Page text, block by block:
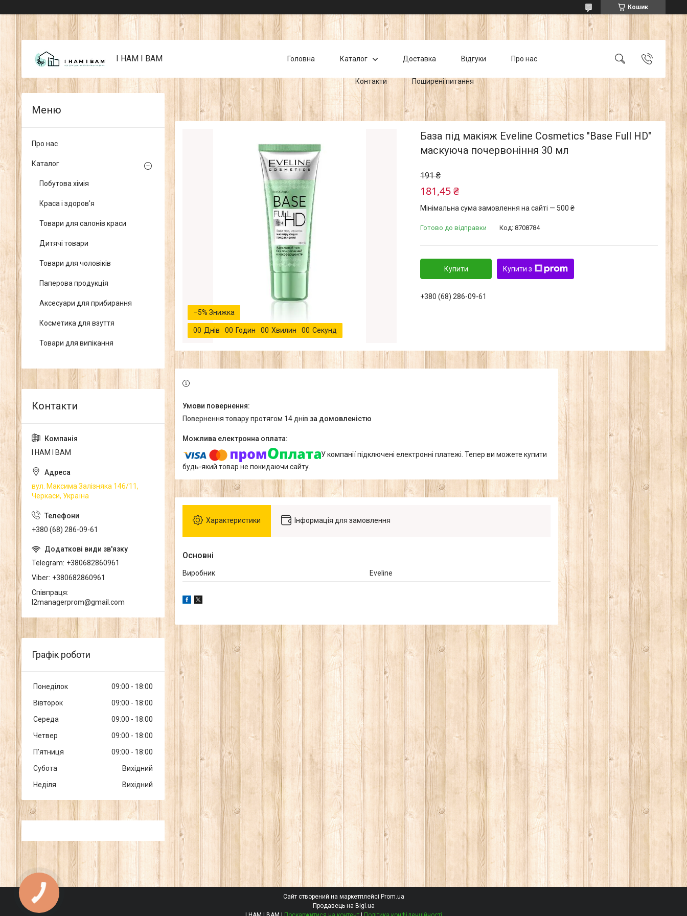
Кошик
I НАМ I ВАМ Головна Каталог Доставка Відгуки Про нас
Контакти Поширені питання
–5%
00 Днів 00 Годин 00 Хвилин 00 Секунд
База під макіяж Eveline Cosmetics "Base Full HD"
маскуюча почервоніння 30 мл
191 ₴
181,45 ₴
Мінімальна сума замовлення на сайті — 500 ₴
Готово до відправки Код: 8708784
Купити Купити з
+380 (68) 286-09-61
повернення товару протягом 14 днів за домовленістю
У компанії підключені електронні платежі. Тепер ви можете купити
будь-який товар не покидаючи сайту.
Характеристики Інформація для замовлення
Основні
Виробник Eveline
Про нас
Каталог
Побутова хімія
Краса і здоров'я
Товари для салонів краси
Дитячі товари
Товари для чоловіків
Паперова продукція
Аксесуари для прибирання
Косметика для взуття
Товари для випікання
І НАМ І ВАМ
вул. Максима Залізняка 146/11,
Черкаси, Україна
+380 (68) 286-09-61
Telegram +380682860961
Viber +380682860961
Співпраця
l2managerprom@gmail.com
Графік роботи
Понеділок 09:00
18:00
Вівторок
09:00
18:00
Середа
09:00
18:00
Четвер
09:00
18:00
Пʼятниця
09:00
18:00
Субота
Вихідний
Неділя
Вихідний
Сайт створений на маркетплейсі Prom.ua
Продавець на Bigl.ua